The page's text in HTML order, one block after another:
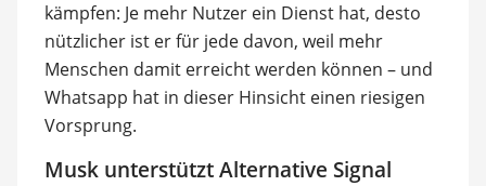
kämpfen: Je mehr Nutzer ein Dienst hat, desto
nützlicher ist er für jede davon, weil mehr
Menschen damit erreicht werden können – und
Whatsapp hat in dieser Hinsicht einen riesigen
Vorsprung.
Musk unterstützt Alternative Signal